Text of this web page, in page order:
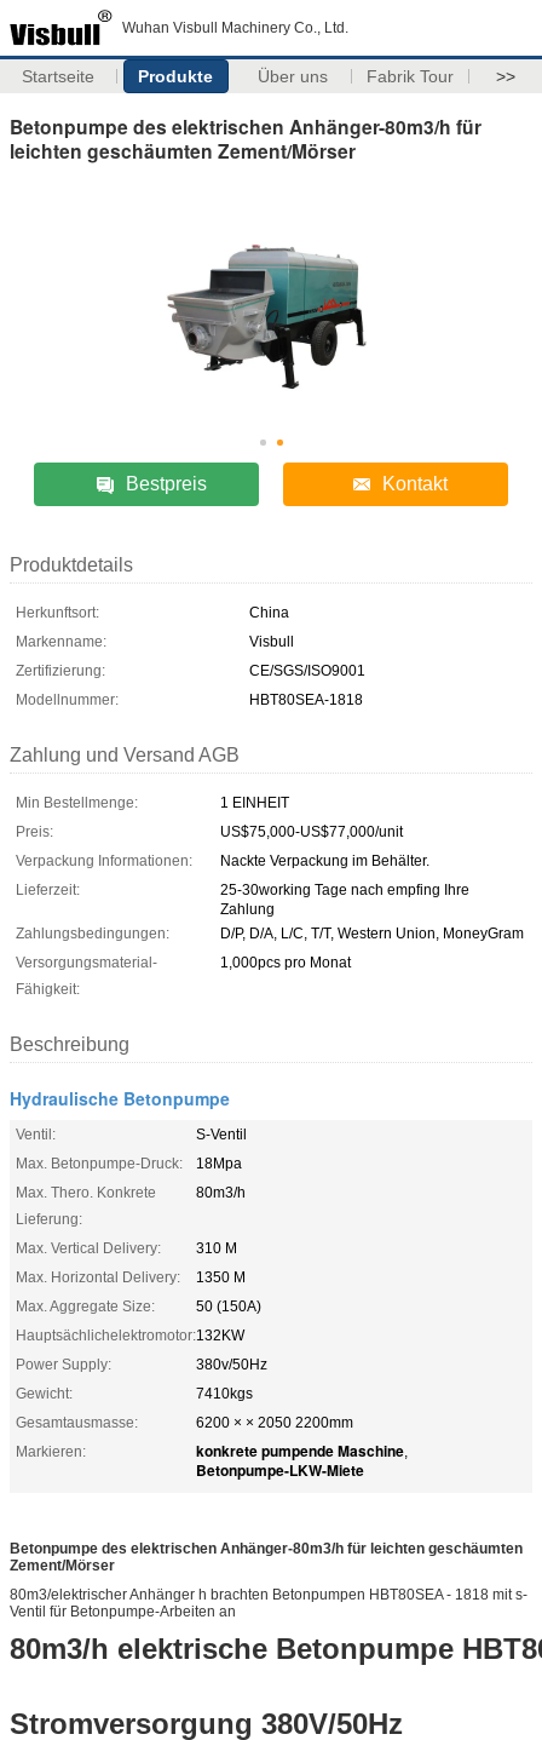
Wuhan Visbull Machinery Co., Ltd.
Startseite Produkte Über uns Fabrik Tour >>
Betonpumpe des elektrischen Anhänger-80m3/h für
leichten geschäumten Zement/Mörser
Bestpreis Kontakt
Produktdetails
Herkunftsort:
China
Markenname:
Visbull
Zertifizierung:
CE/SGS/ISO9001
Modellnummer:
HBT80SEA-1818
Zahlung und Versand AGB
Min Bestellmenge:
1 EINHEIT
Preis:
US$75,000-US$77,000/unit
Verpackung Informationen:
Nackte Verpackung im Behälter.
Lieferzeit:
25-30working Tage nach empfing Ihre
Zahlung
Zahlungsbedingungen:
D/P, D/A, L/C, T/T, Western Union, MoneyGram
Versorgungsmaterial-
Fähigkeit:
1,000pcs pro Monat
Beschreibung
Hydraulische Betonpumpe
Ventil:
S-Ventil
Max. Betonpumpe-Druck:
18Mpa
Max. Thero. Konkrete
Lieferung:
80m3/h
Max. Vertical Delivery:
310 M
Max. Horizontal Delivery:
1350 M
Max. Aggregate Size:
50 (150A)
Hauptsächlichelektromotor:132KW
Power Supply:
380v/50Hz
Gewicht:
7410kgs
Gesamtausmasse:
6200 × × 2050 2200mm
Markieren:
konkrete pumpende Maschine,
Betonpumpe-LKW-Miete
Betonpumpe des elektrischen Anhänger-80m3/h für leichten geschäumten
Zement/Mörser
80m3/elektrischer Anhänger h brachten Betonpumpen HBT80SEA - 1818 mit s-
Ventil für Betonpumpe-Arbeiten an
80m3/h elektrische Betonpumpe
Stromversorgung 380V/50Hz